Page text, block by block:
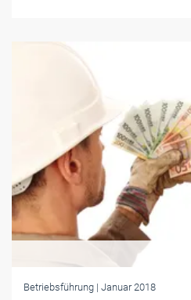
Betriebsführung | Januar 2018